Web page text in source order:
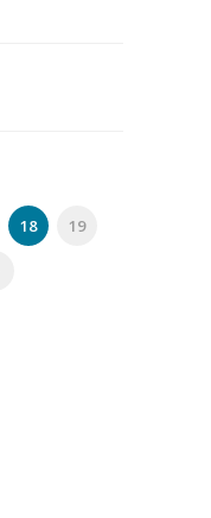
18 19